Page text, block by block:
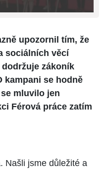
upozornil tím, že
sociálních věcí
zákoník
kampani se hodně
mluvilo jen
Férová práce zatím
Našli jsme důležité a